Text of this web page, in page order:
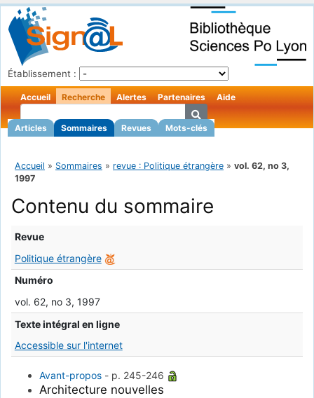
Établissement :
Accueil Recherche
Articles Sommaires Revues Mots-clés
Alertes Partenaires Aide
Accueil » Sommaires » revue : Politique étrangère » vol. 62, no 3,
1997
Contenu du sommaire
Revue
Politique étrangère
Numéro
vol. 62, no 3, 1997
Texte intégral en ligne
Accessible sur l'internet
Avant-propos - p. 245-246
Architecture nouvelles